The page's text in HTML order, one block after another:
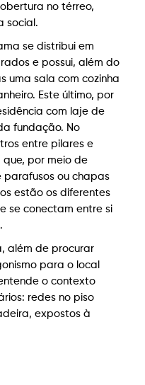
no térreo,
social.
se distribui em
e possui, além do
uma sala com cozinha
Este último, por
com laje de
fundação. No
entre pilares e
por meio de
parafusos ou chapas
estão os diferentes
se conectam entre si
além de procurar
para o local
o contexto
redes no piso
expostos à